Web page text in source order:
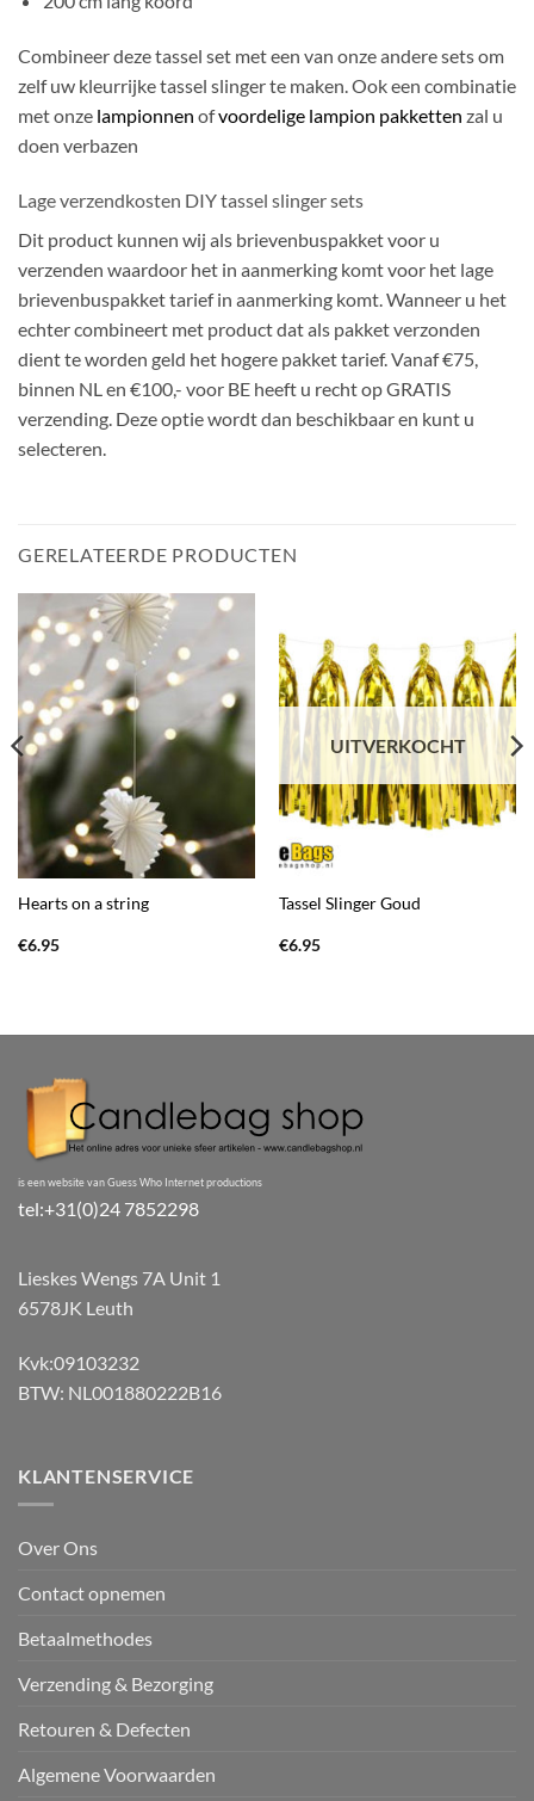
Combineer deze tassel set met een van onze andere sets om
zelf uw kleurrijke tassel slinger te maken. Ook een combinatie
met onze lampionnen ofvoordelige lampion pakketten zal u
doen verbazen
Lage verzendkosten DIY tassel slinger sets
Dit product kunnen wij als brievenbuspakket voor u
verzenden waardoor het in aanmerking komt voor het lage
brievenbuspakket tarief in aanmerking komt. Wanneer u het
echter combineert met product dat als pakket verzonden
dient te worden geld het hogere pakket tarief. Vanaf €75,
binnen NL en €100,- voor BE heeft u recht op GRATIS
verzending. Deze optie wordt dan beschikbaar en kunt u
selecteren.
GERELATEERDE PRODUCTEN
Hearts on a string
€6.95
UITVERKOCHT
Tassel Slinger Goud
€6.95
is een website van Guess Who Internet productions
tel:+31(0)24 7852298
Lieskes Wengs 7A Unit 1
6578JK Leuth
Kvk:09103232
BTW: NL001880222B16
KLANTENSERVICE
Over Ons
Contact opnemen
Betaalmethodes
Verzending & Bezorging
Retouren & Defecten
Algemene Voorwaarden